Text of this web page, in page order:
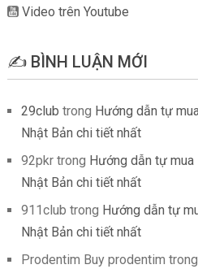
Video trên Youtube
✍️ BÌNH LUẬN MỚI
29club trong Hướng dẫn tự
Nhật Bản chi tiết nhất
92pkrtrong Hướng dẫn tự
Nhật Bản chi tiết nhất
911club trong Hướng dẫn tự
Nhật Bản chi tiết nhất
Prodentim Buy prodentim trong